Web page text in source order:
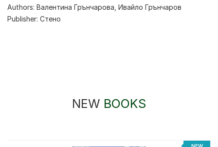
Authors: Валентина Грънчарова Ивайло Грънчаров
Publisher: Стено
NEW BOOKS